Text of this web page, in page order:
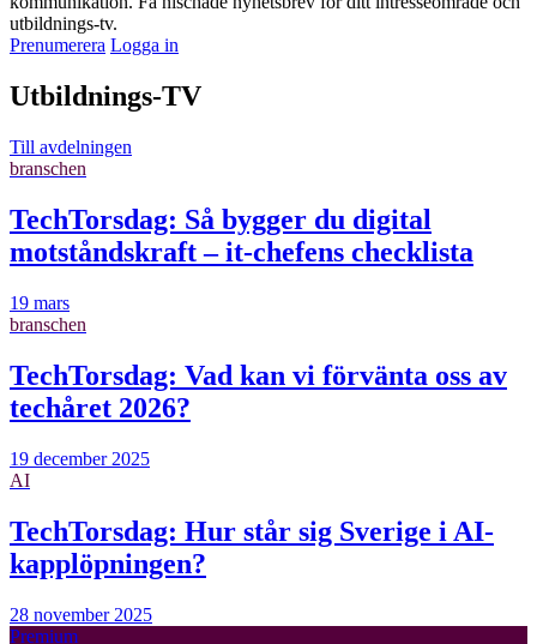
utbildnings-tv.
Prenumerera Logga in
Utbildnings-TV
Till avdelningen
branschen
TechTorsdag: Så bygger du digital
motståndskraft – it-chefens checklista
19 mars
branschen
TechTorsdag: Vad kan vi förvänta oss av
techåret 2026?
19 december 2025
AI
TechTorsdag: Hur står sig Sverige i AI-
kapplöpningen?
28 november 2025
Premium